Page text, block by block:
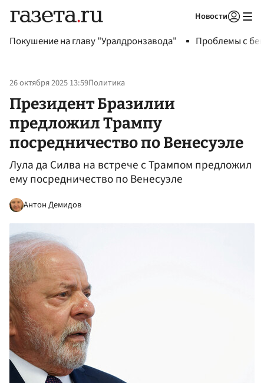
Новости
Покушение на главу "Уралдронзавода" Проблемы с
26 октября 2025 13:59Политика
Президент Бразилии
предложил Трампу
посредничество по Венесуэле
Лула да Силва на встрече с Трампом предложил
ему посредничество по Венесуэле
Антон Демидов